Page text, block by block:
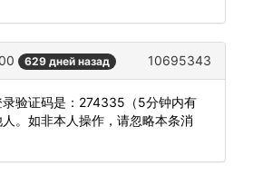
629 дней назад 10695343
录验证码是：274335（5分钟内有
。如非本人操作，请忽略本条消